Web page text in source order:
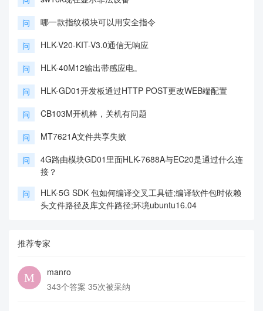
问 哪一款指纹模块可以用安全指令
问 HLK-V20-KIT-V3.0通信无响应
问 HLK-40M12输出带感应电。
问 HLK-GD01开发板通过HTTP POST更改WEB端配置
问 CB103M开机棒，关机有问题
问 MT7621A文件共享失败
问
4G路由模块GD01里面HLK-7688A与EC20是通过什么连
接？
问
HLK-5G SDK 包如何编译交叉工具链;编译软件包时依赖
头文件路径及库文件路径;环境ubuntu16.04
推荐专家
manro
343个答案 35次被采纳